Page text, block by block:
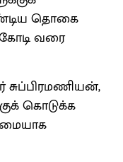
தொகை
கோடி வரை
சுப்பிரமணியன்,
கொடுக்க